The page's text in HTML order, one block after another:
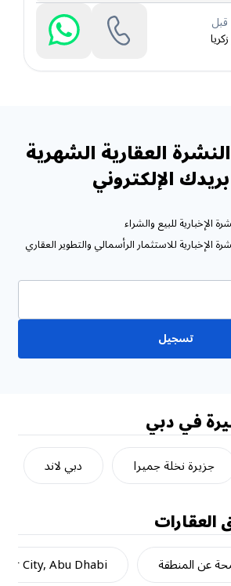
العقارية الشهرية
الإلكتروني
الإخبارية للبيع والشراء
الإخبارية للاستثمار الرأسمالي والتطوير العقاري
تسجيل
في دبي
جزيرة نخلة جميرا دبي لاند
العقارات
عن المنطقة City, Abu Dhabi